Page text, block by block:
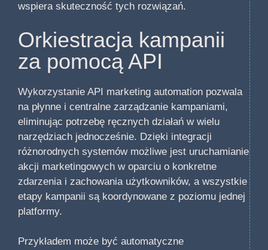
wspiera skuteczność tych rozwiązań.
Orkiestracja kampanii
za pomocą API
Wykorzystanie API marketing automation pozwala
na płynne i centralne zarządzanie kampaniami,
eliminując potrzebę ręcznych działań w wielu
narzędziach jednocześnie. Dzięki integracji
różnorodnych systemów możliwe jest uruchamianie
akcji marketingowych w oparciu o konkretne
zdarzenia i zachowania użytkowników, a wszystkie
etapy kampanii są koordynowane z poziomu jednej
platformy.
Przykładem może być automatyczne